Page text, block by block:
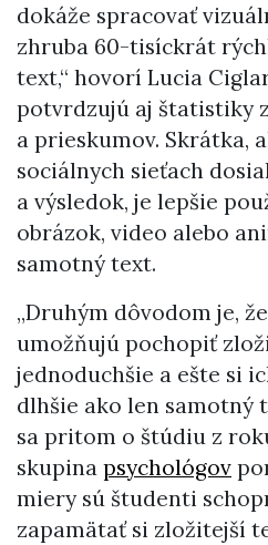
dokáže spracovať
zhruba 60-tisíckrát
text,“ hovorí Lucia
potvrdzujú aj štatistiky
a prieskumov. Skrátka,
sociálnych sieťach
a výsledok, je lepšie
obrázok, video alebo
samotný text.
„Druhým dôvodom je,
umožňujú pochopiť
jednoduchšie a ešte si
dlhšie ako len samotný
sa pritom o štúdiu z
skupina psychológov
miery sú študenti
zapamätať si zložitejší